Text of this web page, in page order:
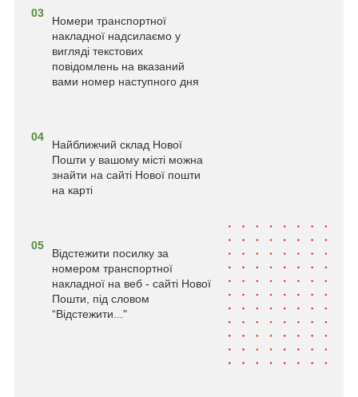
03
Номери транспортної
накладної надсилаємо у
вигляді текстових
повідомлень на вказаний
вами номер наступного дня
04
Найближчий склад Нової
Пошти у вашому місті можна
знайти на сайті Нової пошти
на карті
05
Відстежити посилку за
номером транспортної
накладної на веб - сайті Нової
Пошти, під словом
“Відстежити..."